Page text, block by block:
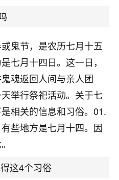
鬼节，是农历七月十五
七月十四日。这一日，
魂返回人间与亲人团
举行祭祀活动。关于七
相关的信息和习俗。01.
些地方是七月十四。因
这4个习俗
找慧来老师跟进的，选
子，哪哪都看了，虽然
家生意还可以，前几天又
，希望财运更好一点！
不上学，一说她就要死要活
医，这半年来，法事一个个